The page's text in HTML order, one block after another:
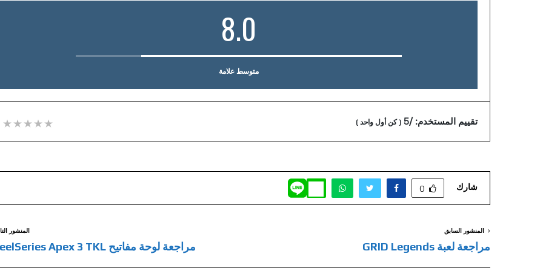
8.0
متوسط علامة
تقييم المستخدم:/5
(كن أول واحد )
شارك 0
المنشور السابق
مراجعة لعبة GRID Legends
المنشور
مراجعة لوحة مفاتيح SteelSeries Apex 3 TKL